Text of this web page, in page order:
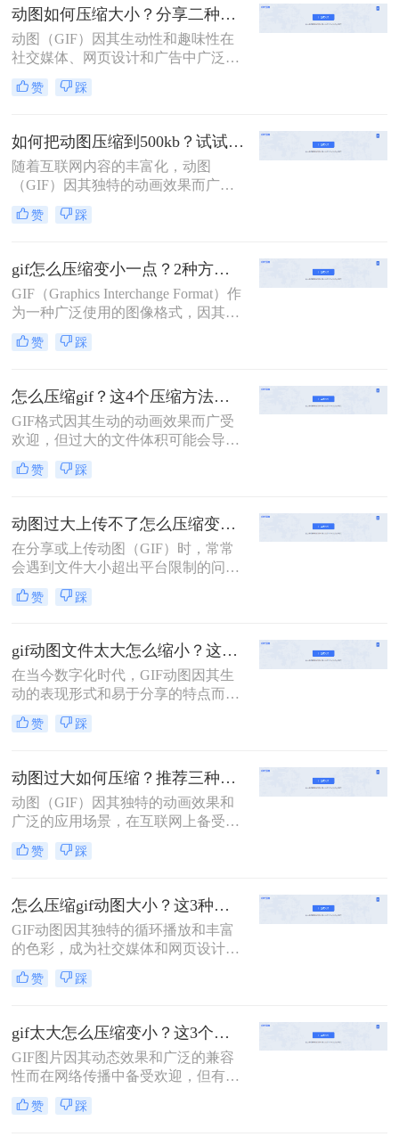
呢？本文将介绍三种动图压缩方法，
旨在帮助你轻松减小动图文件大小，
同时尽量保持其视觉质量。
动图如何压缩大小？分享二种实用压缩方法！
动图（GIF）因其生动性和趣味性在
社交媒体、网页设计和广告中广泛应
用。然而，动图文件往往较大，会影
响加载速度和用户体验。因此，压缩
动图如何压缩大小呢？本文将介绍两
种动图压缩方法。
赞 踩
如何把动图压缩到500kb？试试这二种压缩方法！
随着互联网内容的丰富化，动图
（GIF）因其独特的动画效果而广受
欢迎。然而，过大的文件体积不仅影
响加载速度，还可能限制其在某些平
500kb呢？本文将介绍两种将动图压
缩到500KB的方法。
赞 踩
gif怎么压缩变小一点？2种方法帮你轻松压缩
GIF（Graphics Interchange Format）作
为一种广泛使用的图像格式，因其支
持动画和透明背景而深受欢迎。然
而，GIF文件往往因为包含大量颜色
影响网页加载速度或在社交媒体上分
享时的用户体验。那么gif怎么压缩变
小一点呢？本文将介绍两种实用的
GIF压缩方法，帮助你将GIF文件变
小，同时尽量保持图像质量。
赞 踩
怎么压缩gif？这4个压缩方法快来学！
GIF格式因其生动的动画效果而广受
欢迎，但过大的文件体积可能会导致
网页加载速度变慢，影响用户体验。
因此，掌握怎么压缩gif至关重要。本
方法。
赞 踩
动图过大上传不了怎么压缩变小？两招教你轻松压缩！
在分享或上传动图（GIF）时，常常
会遇到文件大小超出平台限制的问
题。为了解决这个问题，我们需要对
动图进行压缩以减小其文件大小。那
呢？别担心，本文将为你介绍两种简
单有效的动图压缩方法，帮助你轻松
解决这一困扰。
赞 踩
gif动图文件太大怎么缩小？这二个压缩方法快学起来！
在当今数字化时代，GIF动图因其生
动的表现形式和易于分享的特点而广
受欢迎。然而，较大的GIF文件不仅
占用大量存储空间，还会拖慢网页加
文件太大怎么缩小呢？为了帮助您更
有效地管理这些动态图像，本文将介
绍两种不同的方法来压缩GIF文件，
使其体积变得更小，同时尽量保持原
有的动画效果。
赞 踩
动图过大如何压缩？推荐三种高效压缩方法！
动图（GIF）因其独特的动画效果和
广泛的应用场景，在互联网上备受欢
迎。然而，当动图文件过大时，不仅
会影响加载速度，还可能因文件体积
享。那么动图过大如何压缩呢？本文
将介绍三种压缩动图文件的有效方
法。
赞 踩
怎么压缩gif动图大小？这3种方法帮你压缩！
GIF动图因其独特的循环播放和丰富
的色彩，成为社交媒体和网页设计中
不可或缺的元素。然而，过大的GIF
文件不仅会增加加载时间，还可能影
小呢？本文将介绍三种压缩GIF动图
大小的方法。
赞 踩
gif太大怎么压缩变小？这3个压缩方法快来学！
GIF图片因其动态效果和广泛的兼容
性而在网络传播中备受欢迎，但有时
过大的GIF文件会影响加载速度和用
户体验。那么gif太大怎么压缩变小
赞 踩